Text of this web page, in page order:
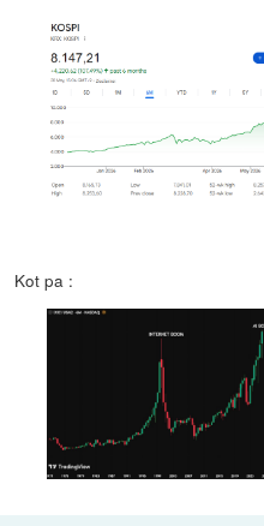
Kot pa :